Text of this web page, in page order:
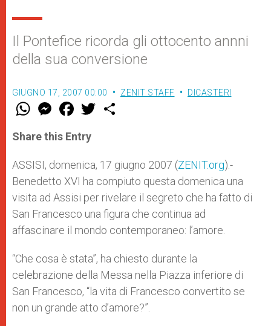
Il Pontefice ricorda gli ottocento annni
della sua conversione
GIUGNO 17, 2007 00:00 ZENIT STAFF DICASTERI
W
t
s
p
p
M
e
s
e
g
e
r
F
a
e
b
o
k
w
r
Share this Entry
ASSISI, domenica, 17 giugno 2007 (ZENIT.org).-
Benedetto XVI ha compiuto questa domenica una
visita ad Assisi per rivelare il segreto che ha fatto di
San Francesco una figura che continua ad
affascinare il mondo contemporaneo: l’amore.
“Che cosa è stata”, ha chiesto durante la
celebrazione della Messa nella Piazza inferiore di
San Francesco, “la vita di Francesco convertito se
non un grande atto d’amore?”.